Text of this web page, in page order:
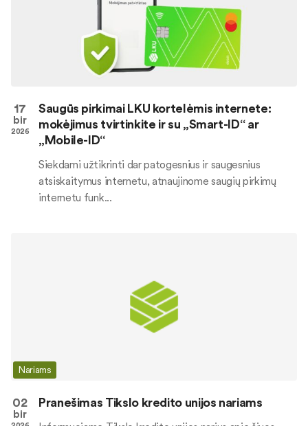
17
bir
2026
Saugūs pirkimai LKU kortelėmis internete:
mokėjimus tvirtinkite ir su „Smart-ID“ ar
„Mobile-ID“
Siekdami užtikrinti dar patogesnius ir saugesnius
atsiskaitymus internetu, atnaujinome saugių pirkimų
internetu funk...
Nariams
02
bir
Pranešimas Tikslo kredito unijos nariams